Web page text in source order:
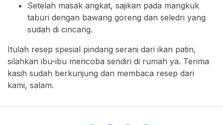
Setelah masak angkat, sajikan pada mangkuk
taburi dengan bawang goreng dan seledri yang
sudah di cincang.
Itulah resep spesial pindang serani dari ikan patin,
silahkan ibu-ibu mencoba sendiri di rumah ya. Terima
kasih sudah berkunjung dan membaca resep dari
kami, salam.